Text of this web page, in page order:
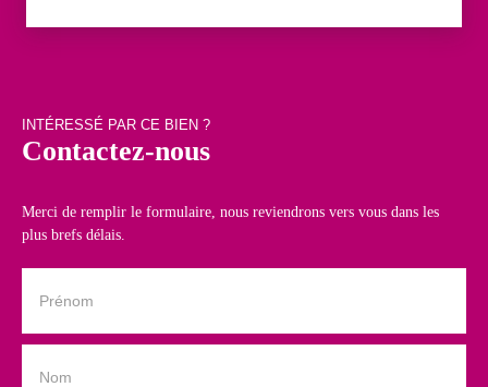
INTÉRESSÉ PAR CE BIEN ?
Contactez-nous
Merci de remplir le formulaire, nous reviendrons vers vous dans les
plus brefs délais.
Prénom
Nom